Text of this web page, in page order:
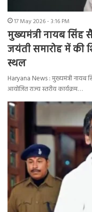
17 May 2026 - 3:16 PM
मुख्यमंत्री नायब सिंह
जयंती समारोह में की
स्थल
Haryana News : मुख्यमंत्री नायब
आयोजित राज्य स्तरीय कार्यक्रम…